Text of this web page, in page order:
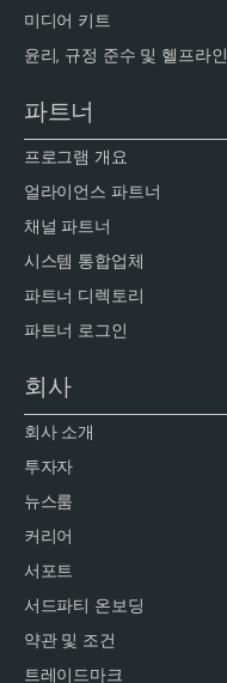
미디어 키트
윤리, 규정 준수 및 헬프라인
파트너
프로그램 개요
얼라이언스 파트너
채널 파트너
시스템 통합업체
파트너 디렉토리
파트너 로그인
회사
회사 소개
투자자
뉴스룸
커리어
서포트
서드파티 온보딩
약관 및 조건
트레이드마크